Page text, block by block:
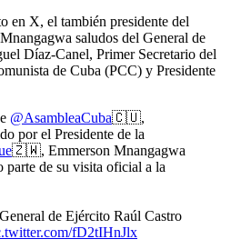
en X, el también presidente del
saludos del General de
Díaz-Canel, Primer Secretario del
de Cuba (PCC) y Presidente
@AsambleaCuba🇨🇺,
por el Presidente de la
🇿🇼, Emmerson Mnangagwa
parte de su visita oficial a la
de Ejército Raúl Castro
fD2tIHnJlx